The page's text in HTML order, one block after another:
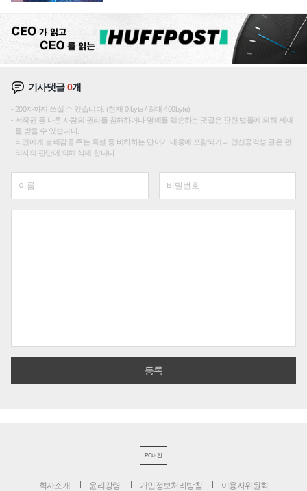
기사댓글0개
200자까지 쓰실 수 있습니다. (현재 0 byte / 최대 400byte)
저작권 등 다른 사람의 권리를 침해하거나 명예를 훼손하는 댓글은 관련 법률에 의해 제재
를 받을 수 있습니다.
타인에게 불쾌감을 주는 욕설 등 비하하는 단어가 내용에 포함되거나 인신공격성 글은 관
리자의 판단에 의해 삭제 합니다.
PC버전
회사소개 윤리강령 개인정보처리방침 이용자위원회